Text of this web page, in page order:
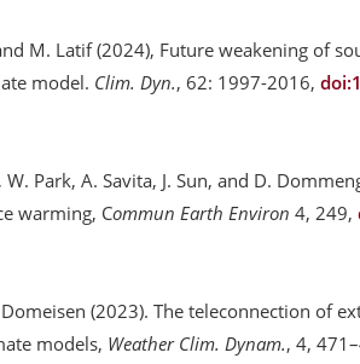
M. Latif (2024), Future weakening of
model. Clim. Dyn., 62: 1997-2016,
Park, A. Savita, J. Sun, and D.
warming, Commun Earth Environ 4, 249,
(2023). The teleconnection of
models, Weather Clim. Dynam., 4,